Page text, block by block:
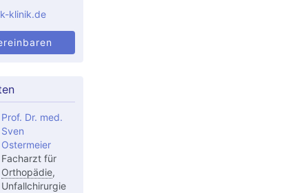
klinik.de
Prof. Dr. med.
Sven
Ostermeier
Facharzt für
Orthopädie,
Unfallchirurgie